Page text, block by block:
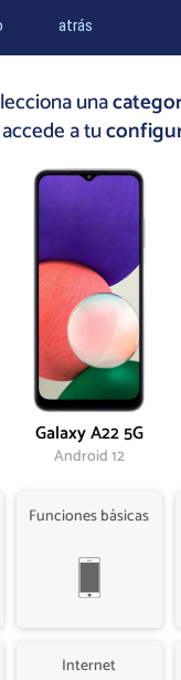
atrás
una
a tu
Galaxy A22 5G
Android 12
Funciones básicas
Internet